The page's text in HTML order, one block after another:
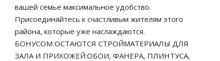
вашей семье максимальное удобство.
Присоединяйтесь к счастливым жителям этого
района, которые уже наслаждаются.
БОНУСОМ ОСТАЮТСЯ СТРОЙМАТЕРИАЛЫ ДЛЯ
ЗАЛА И ПРИХОЖЕЙ:ОБОИ, ФАНЕРА, ПЛИНТУСА,